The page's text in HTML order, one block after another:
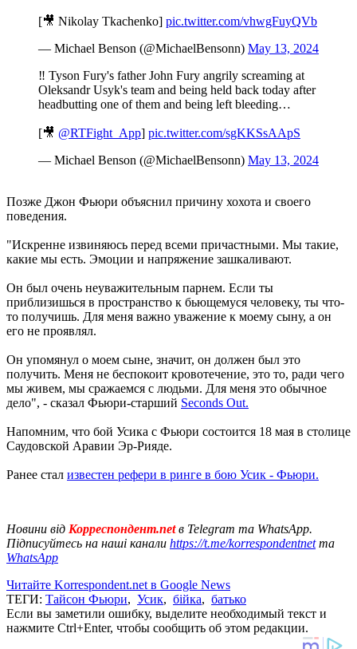
[🎥 Nikolay Tkachenko] pic.twitter.com/vhwgFuyQVb
— Michael Benson (@MichaelBensonn) May 13, 2024
‼️ Tyson Fury's father John Fury angrily screaming at
Oleksandr Usyk's team and being held back today after
headbutting one of them and being left bleeding…
[🎥 @RTFight_App] pic.twitter.com/sgKKSsAApS
— Michael Benson (@MichaelBensonn) May 13, 2024
Позже Джон Фьюри объяснил причину хохота и своего
поведения.
"Искренне извиняюсь перед всеми причастными. Мы такие,
какие мы есть. Эмоции и напряжение зашкаливают.
Он был очень неуважительным парнем. Если ты
приблизишься в пространство к бьющемуся человеку, ты что-
то получишь. Для меня важно уважение к моему сыну, а он
его не проявлял.
Он упомянул о моем сыне, значит, он должен был это
получить. Меня не беспокоит кровотечение, это то, ради чего
мы живем, мы сражаемся с людьми. Для меня это обычное
дело", - сказал Фьюри-старший Seconds Out.
Напомним, что бой Усика с Фьюри состоится 18 мая в столице
Саудовской Аравии Эр-Рияде.
Ранее стал известен рефери в ринге в бою Усик - Фьюри.
Новини від Корреспондент.netв Telegram та WhatsApp.
Підписуйтесь на наші канали https://t.me/korrespondentnetта
WhatsApp
Читайте Korrespondent.net в Google News
ТЕГИ: Тайсон Фьюри, Усик, бійка, батько
Если вы заметили ошибку, выделите необходимый текст и
нажмите Ctrl+Enter, чтобы сообщить об этом редакции.